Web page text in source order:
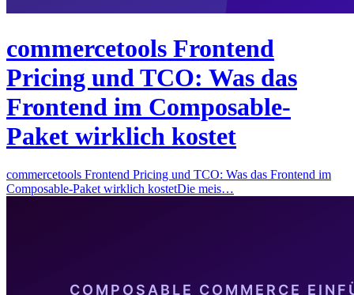
commercetools Frontend
Pricing und TCO: Was das
Frontend im Composable-
Paket wirklich kostet
commercetools Frontend Pricing und TCO: Was das Frontend im
Composable-Paket wirklich kostetDie meis…